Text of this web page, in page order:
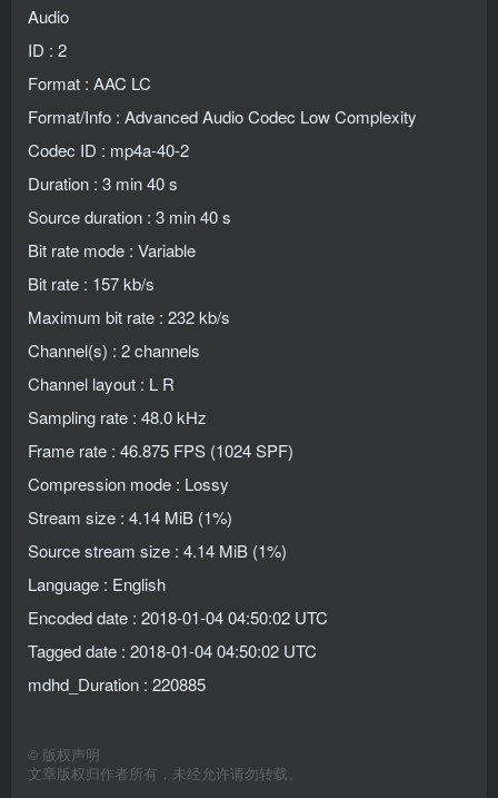
Audio
ID : 2
Format : AAC LC
Format/Info : Advanced Audio Codec Low Complexity
Codec ID : mp4a-40-2
Duration : 3 min 40 s
Source duration : 3 min 40 s
Bit rate mode : Variable
Bit rate : 157 kb/s
Maximum bit rate : 232 kb/s
Channel(s) : 2 channels
Channel layout : L R
Sampling rate : 48.0 kHz
Frame rate : 46.875 FPS (1024 SPF)
Compression mode : Lossy
Stream size : 4.14 MiB (1%)
Source stream size : 4.14 MiB (1%)
Language : English
Encoded date : 2018-01-04 04:50:02 UTC
Tagged date : 2018-01-04 04:50:02 UTC
mdhd_Duration : 220885
© 版权声明
文章版权归作者所有，未经允许请勿转载。